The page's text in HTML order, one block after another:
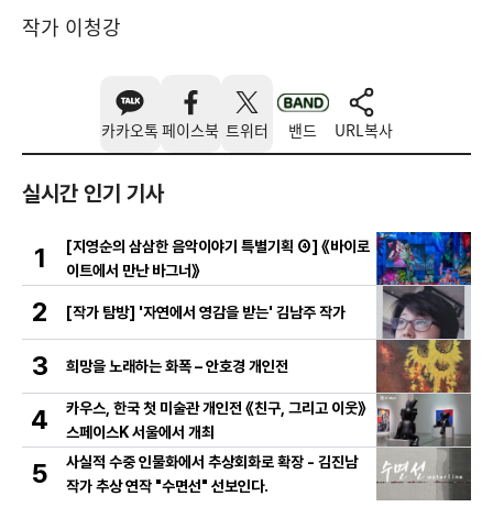
작가 이청강
카카오톡 페이스북 트위터 밴드 URL복사
실시간 인기 기사
1
[지영순의 삼삼한 음악이야기 특별기획 ④] 《바이로
이트에서 만난 바그너》
2 [작가 탐방] '자연에서 영감을 받는' 김남주 작가
3 희망을 노래하는 화폭 – 안호경 개인전
4
카우스, 한국 첫 미술관 개인전 《친구, 그리고 이웃》
스페이스K 서울에서 개최
5
사실적 수중 인물화에서 추상회화로 확장 - 김진남
작가 추상 연작 "수면선" 선보인다.